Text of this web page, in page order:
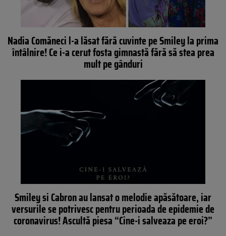
Nadia Comăneci l-a lăsat fără cuvinte pe Smiley la prima
întâlnire! Ce i-a cerut fosta gimnastă fără să stea prea
mult pe gânduri
Smiley si Cabron au lansat o melodie apăsătoare, iar
versurile se potrivesc pentru perioada de epidemie de
coronavirus! Ascultă piesa “Cine-i salveaza pe eroi?”